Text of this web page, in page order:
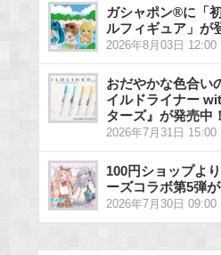
ガシャポン®に「
ルフィギュア」が
2026年8月03日 12:00
おだやかな色合い
イルドライナー
ターズ』が発売中！
2026年7月31日 15:00
100円ショップよ
ーズコラボ第5弾
2026年7月30日 09:00